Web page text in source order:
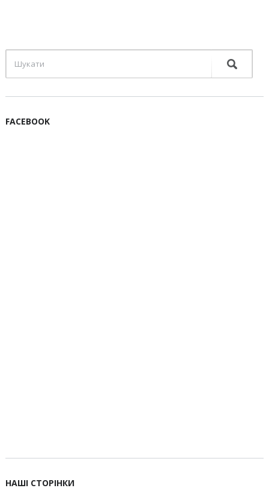
FACEBOOK
НАШІ СТОРІНКИ